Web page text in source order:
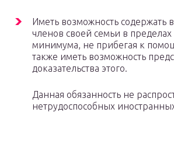
Иметь возможность содержать
членов своей семьи в
минимума, не прибегая к
также иметь возможность
доказательства этого.
Данная обязанность не
нетрудоспособных